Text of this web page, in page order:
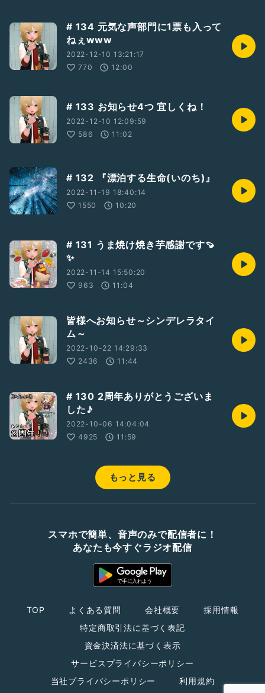
# 134 元気な声部門に1票も入って
ねぇwww
2022-12-10 13:21:17
770
12:00
# 133 お知らせ4つ 宜しくね！
2022-12-10 12:09:59
586
11:02
# 132 『漂泊する生命(いのち)』
2022-11-19 18:40:14
1550
10:20
# 131 うま焼け焼き芋感謝です🍠
✨
2022-11-14 15:50:20
963
11:04
皆様へお知らせ～シンデレラタイ
ム～
2022-10-22 14:29:33
2436
11:44
# 130 2周年ありがとうございま
した♪
2022-10-06 14:04:04
4925
11:59
もっと見る
スマホで簡単、音声のみで配信者に！
あなたも今すぐラジオ配信
TOP よくある質問 会社概要
採用情報
特定商取引法に基づく表記
資金決済法に基づく表示
サービスプライバシーポリシー
当社プライバシーポリシー
利用規約